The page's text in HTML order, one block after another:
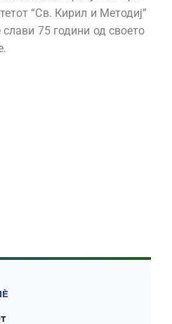
“Св. Кирил и Методиј”
слави 75 години од своето